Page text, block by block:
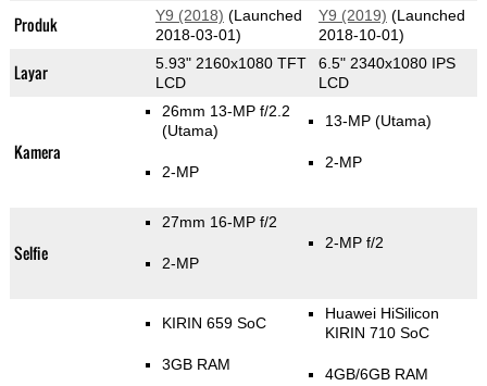
Produk Y9 (2018) (Launched
2018-03-01)
Y9 (2019) (Launched
2018-10-01)
Layar
5.93" 2160x1080 TFT
LCD
6.5" 2340x1080 IPS
LCD
Kamera
26mm 13-MP f/2.2
(Utama)
2-MP
13-MP (Utama)
2-MP
Selfie
27mm 16-MP f/2
2-MP
2-MP f/2
KIRIN 659 SoC
3GB RAM
Huawei HiSilicon
KIRIN 710 SoC
4GB/6GB RAM